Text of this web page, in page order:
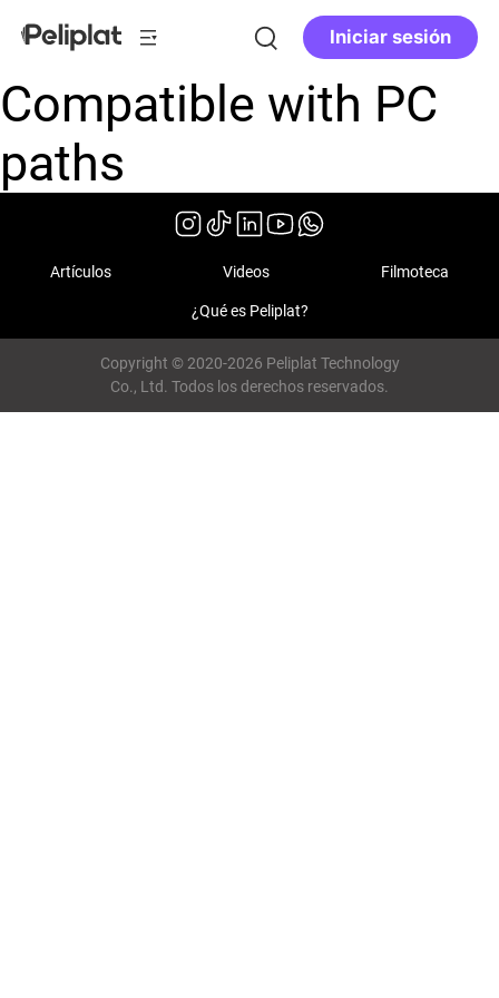
Iniciar sesión
Compatible with PC
paths
Artículos Videos Filmoteca
¿Qué es Peliplat?
Copyright © 2020-2026 Peliplat Technology
Co., Ltd. Todos los derechos reservados.